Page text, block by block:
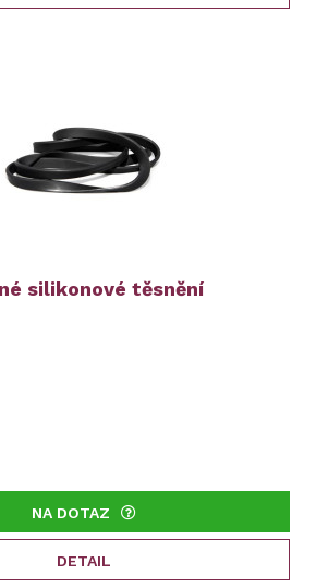
silikonové těsnění
NA DOTAZ
DETAIL